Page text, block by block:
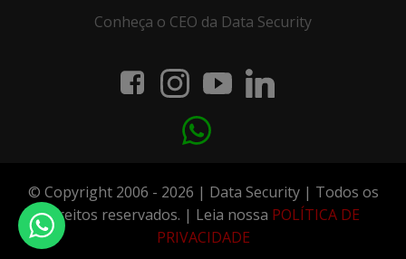
Conheça o CEO da Data Security
© Copyright 2006 - 2026 | Data Security | Todos os
direitos reservados. | Leia nossa POLÍTICA DE
PRIVACIDADE